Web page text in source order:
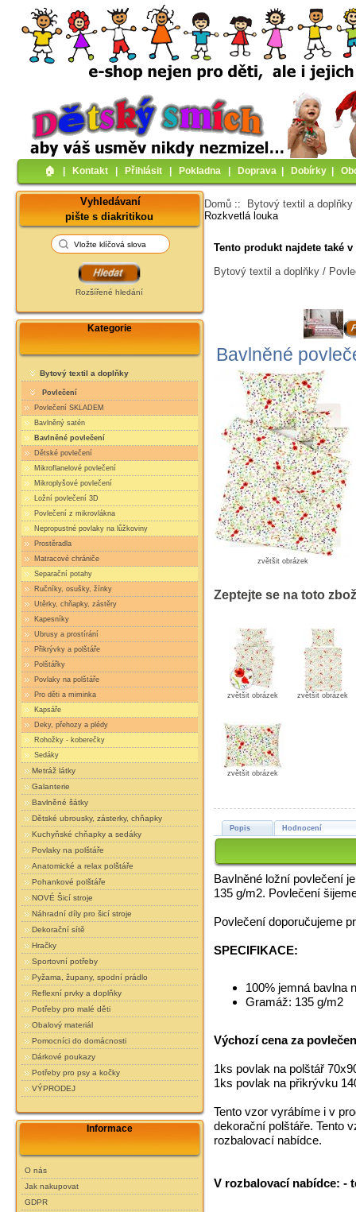
🏠︎ Kontakt Přihlásit Pokladna Doprava Dobírky
Vyhledávaní
pište s diakritikou
Rozšířené hledání
Kategorie
Bytový textil a doplňky
Povlečení
Povlečení SKLADEM
Bavlněný satén
Bavlněné povlečení
Dětské povlečení
Mikroflanelové povlečení
Mikroplyšové povlečení
Ložní povlečení 3D
Povlečení z mikrovlákna
Nepropustné povlaky na lůžkoviny
Prostěradla
Matracové chrániče
Separační potahy
Ručníky, osušky, žínky
Utěrky, chňapky, zástěry
Kapesníky
Ubrusy a prostírání
Přikrývky a polštáře
Polštářky
Povlaky na polštáře
Pro děti a miminka
Kapsáře
Deky, přehozy a plédy
Rohožky - koberečky
Sedáky
Metráž látky
Galanterie
Bavlněné šátky
Dětské ubrousky, zásterky, chňapky
Kuchyňské chňapky a sedáky
Povlaky na polštáře
Anatomické a relax polštáře
Pohankové polštáře
NOVÉ Šicí stroje
Náhradní díly pro šicí stroje
Dekorační sítě
Hračky
Sportovní potřeby
Pyžama, župany, spodní prádlo
Reflexní prvky a doplňky
Potřeby pro malé děti
Obalový materiál
Pomocníci do domácnosti
Dárkové poukazy
Potřeby pro psy a kočky
VÝPRODEJ
Informace
O nás
Jak nakupovat
GDPR
Domů :: Bytový textil a doplňky
Rozkvetlá louka
Tento produkt najdete také
Bytový textil a doplňky /
Bavlněné
zvětšit obrázek
Zeptejte se na toto
zvětšit obrázek zvětšit obrázek
zvětšit obrázek
Popis Hodnocení
Bavlněné ložní povlečení
135 g/m2. Povlečení
Povlečení doporučujeme
SPECIFIKACE:
100% jemná bavlna
Gramáž: 135 g/m2
Výchozí cena za
1ks povlak na polštář
1ks povlak na přikrývku
Tento vzor vyrábíme i v
dekorační polštáře. Tento
rozbalovací nabídce.
V rozbalovací nabídce: -